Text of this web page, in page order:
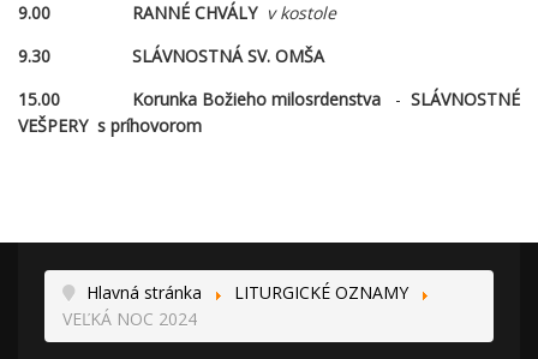
9.00 RANNÉ CHVÁLY v kostole
9.30 SLÁVNOSTNÁ SV. OMŠA
15.00 Korunka Božieho milosrdenstva - SLÁVNOSTNÉ
VEŠPERY s príhovorom
Hlavná stránka
LITURGICKÉ OZNAMY
VEĽKÁ NOC 2024